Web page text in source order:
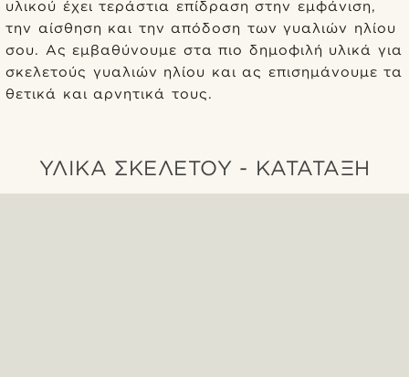
υλικού έχει τεράστια επίδραση στην εμφάνιση,
την αίσθηση και την απόδοση των γυαλιών ηλίου
σου. Ας εμβαθύνουμε στα πιο δημοφιλή υλικά για
σκελετούς γυαλιών ηλίου και ας επισημάνουμε τα
θετικά και αρνητικά τους.
ΥΛΙΚΑ ΣΚΕΛΕΤΟΥ - ΚΑΤΑΤΑΞΗ